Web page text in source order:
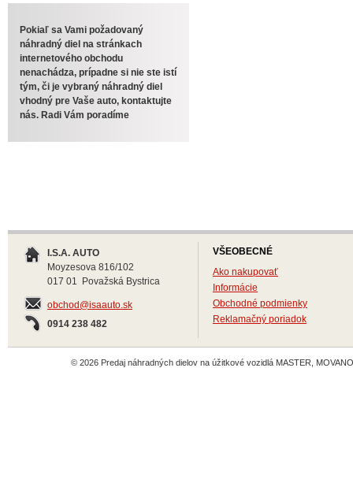
Pokiaľ sa Vami požadovaný
náhradný diel na stránkach
internetového obchodu
nenachádza, prípadne si nie ste istí
tým, či je vybraný náhradný diel
vhodný pre Vaše auto, kontaktujte
nás. Radi Vám poradíme
I.S.A. AUTO
Moyzesova 816/102
017 01 Považská Bystrica
obchod@isaauto.sk
0914 238 482
VŠEOBECNÉ
Ako nakupovať
Informácie
Obchodné podmienky
Reklamačný poriadok
© 2026 Predaj náhradných dielov na úžitkové vozidlá MASTER,